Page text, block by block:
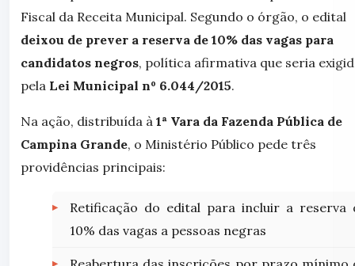
Fiscal da Receita Municipal. Segundo o órgão, o edital
deixou de prever a reserva de 10% das vagas para
candidatos negros, política afirmativa que seria
pela Lei Municipal nº 6.044/2015.
Na ação, distribuída à 1ª Vara da Fazenda Pública de
Campina Grande, o Ministério Público pede três
providências principais:
Retificação do edital para incluir a reserva
10% das vagas a pessoas negras